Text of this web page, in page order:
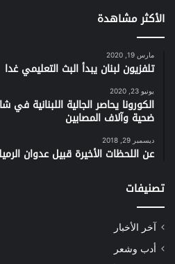
الأكثر مشاهدة
مارس 19, 2020
تلفزيون لبنان يبدأ البث التعليمي غدا
يونيو 23, 2020
الكورونا يحاصر الجالية اللبنانية
ضحية وآلاف المصابين
ديسمبر 29, 2018
عن اللحظات الأخيرة قبيل عدوان الرميلة
تصنيفات
آخر الأخبار
أدب وشعر